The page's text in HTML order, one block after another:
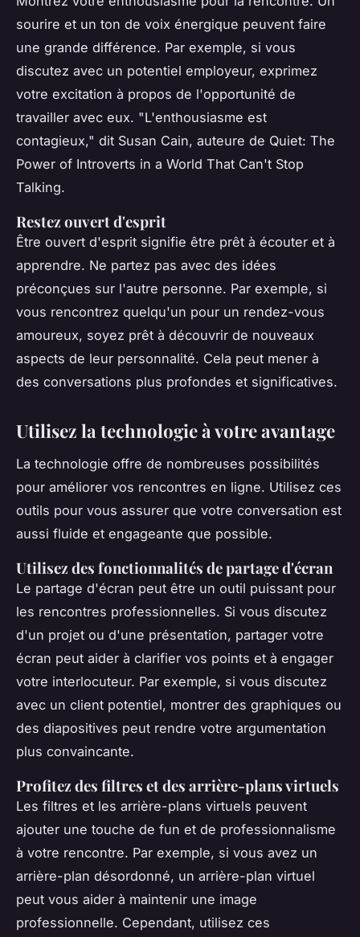
sourire et un ton de voix énergique peuvent faire
une grande différence. Par exemple, si vous
discutez avec un potentiel employeur, exprimez
votre excitation à propos de l'opportunité de
travailler avec eux. "L'enthousiasme est
contagieux," dit Susan Cain, auteure de Quiet: The
Power of Introverts in a World That Can't Stop
Talking.
Restez ouvert d'esprit
Être ouvert d'esprit signifie être prêt à écouter et à
apprendre. Ne partez pas avec des idées
préconçues sur l'autre personne. Par exemple, si
vous rencontrez quelqu'un pour un rendez-vous
amoureux, soyez prêt à découvrir de nouveaux
aspects de leur personnalité. Cela peut mener à
des conversations plus profondes et significatives.
Utilisez la technologie à votre avantage
La technologie offre de nombreuses possibilités
pour améliorer vos rencontres en ligne. Utilisez ces
outils pour vous assurer que votre conversation est
aussi fluide et engageante que possible.
Utilisez des fonctionnalités de partage d'écran
Le partage d'écran peut être un outil puissant pour
les rencontres professionnelles. Si vous discutez
d'un projet ou d'une présentation, partager votre
écran peut aider à clarifier vos points et à engager
votre interlocuteur. Par exemple, si vous discutez
avec un client potentiel, montrer des graphiques ou
des diapositives peut rendre votre argumentation
plus convaincante.
Profitez des filtres et des arrière-plans virtuels
Les filtres et les arrière-plans virtuels peuvent
ajouter une touche de fun et de professionnalisme
à votre rencontre. Par exemple, si vous avez un
arrière-plan désordonné, un arrière-plan virtuel
peut vous aider à maintenir une image
professionnelle. Cependant, utilisez ces